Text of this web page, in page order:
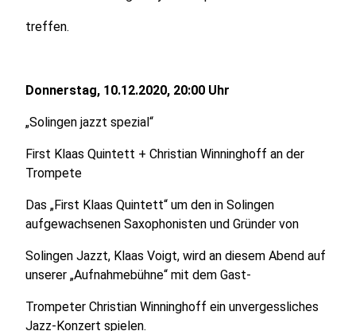
treffen.
Donnerstag, 10.12.2020, 20:00 Uhr
„Solingen jazzt spezial“
First Klaas Quintett + Christian Winninghoff an der
Trompete
Das „First Klaas Quintett“ um den in Solingen
aufgewachsenen Saxophonisten und Gründer von
Solingen Jazzt, Klaas Voigt, wird an diesem Abend auf
unserer „Aufnahmebühne“ mit dem Gast-
Trompeter Christian Winninghoff ein unvergessliches
Jazz-Konzert spielen.